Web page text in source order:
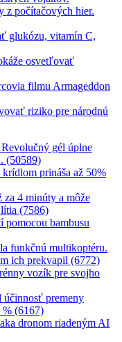
z počítačových hier.
glukózu, vitamín C,
osvetľovať
filmu Armageddon
riziko pre národnú
gél úplne
(50589)
prináša až 50%
za 4 minúty a môže
(7586)
pomocou bambusu
funkčnú multikoptéru.
ich prekvapil (6772)
vozík pre svojho
premeny
% (6167)
dronom riadeným AI